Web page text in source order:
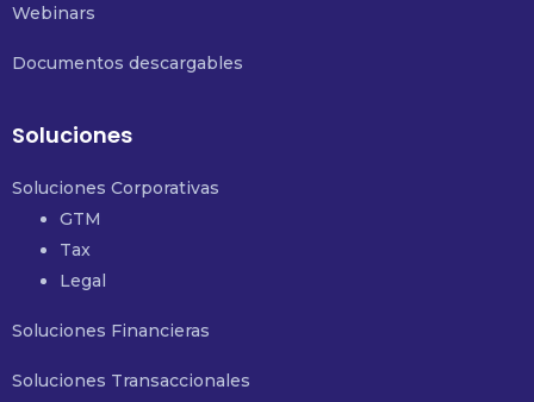
Webinars
Documentos descargables
Soluciones
Soluciones Corporativas
GTM
Tax
Legal
Soluciones Financieras
Soluciones Transaccionales